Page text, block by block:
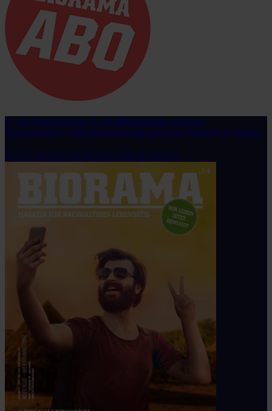
V wie Voluntourism: Freiwilligenarbeit zwischen
Abenteuerlust, Selbstinszenierung und dem Wunsch zu helfen.
JETZT LESEN BIORAMA ABONNIEREN